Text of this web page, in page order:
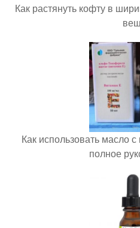
Как растянуть кофту в
Как использовать масло
полное